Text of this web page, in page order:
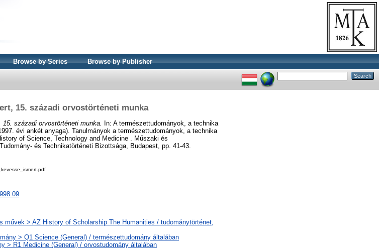
Browse by Series Browse by Publisher
15. századi orvostörténeti munka
századi orvostörténeti munka. In: A természettudományok, a technika
évi ankét anyaga). Tanulmányok a természettudományok, a technika
of Science, Technology and Medicine . Műszaki és
és Technikatörténeti Bizottsága, Budapest, pp. 41-43.
művek > AZ History of Scholarship The Humanities / tudománytörténet,
> Q1 Science (General) / természettudomány általában
> R1 Medicine (General) / orvostudomány általában